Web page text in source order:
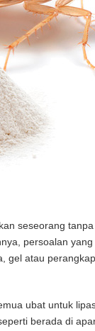
seseorang
persoalan
gel atau
ubat untuk
berada di